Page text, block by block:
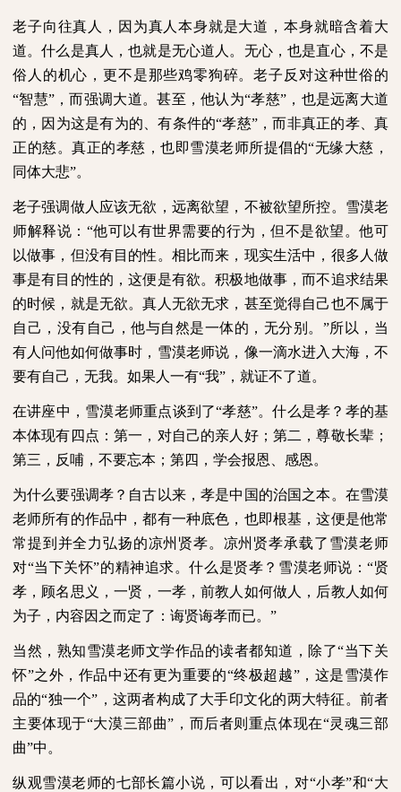
老子向往真人，因为真人本身就是大道，本身就暗含着大
道。什么是真人，也就是无心道人。无心，也是直心，不是
俗人的机心，更不是那些鸡零狗碎。老子反对这种世俗的
“智慧”，而强调大道。甚至，他认为“孝慈”，也是远离大道
的，因为这是有为的、有条件的“孝慈”，而非真正的孝、真
正的慈。真正的孝慈，也即雪漠老师所提倡的“无缘大慈，
同体大悲”。
老子强调做人应该无欲，远离欲望，不被欲望所控。雪漠老
师解释说：“他可以有世界需要的行为，但不是欲望。他可
以做事，但没有目的性。相比而来，现实生活中，很多人做
事是有目的性的，这便是有欲。积极地做事，而不追求结果
的时候，就是无欲。真人无欲无求，甚至觉得自己也不属于
自己，没有自己，他与自然是一体的，无分别。”所以，当
有人问他如何做事时，雪漠老师说，像一滴水进入大海，不
要有自己，无我。如果人一有“我”，就证不了道。
在讲座中，雪漠老师重点谈到了“孝慈”。什么是孝？孝的基
本体现有四点：第一，对自己的亲人好；第二，尊敬长辈；
第三，反哺，不要忘本；第四，学会报恩、感恩。
为什么要强调孝？自古以来，孝是中国的治国之本。在雪漠
老师所有的作品中，都有一种底色，也即根基，这便是他常
常提到并全力弘扬的凉州贤孝。凉州贤孝承载了雪漠老师
对“当下关怀”的精神追求。什么是贤孝？雪漠老师说：“贤
孝，顾名思义，一贤，一孝，前教人如何做人，后教人如何
为子，内容因之而定了：诲贤诲孝而已。”
当然，熟知雪漠老师文学作品的读者都知道，除了“当下关
怀”之外，作品中还有更为重要的“终极超越”，这是雪漠作
品的“独一个”，这两者构成了大手印文化的两大特征。前者
主要体现于“大漠三部曲”，而后者则重点体现在“灵魂三部
曲”中。
纵观雪漠老师的七部长篇小说，可以看出，对“小孝”和“大